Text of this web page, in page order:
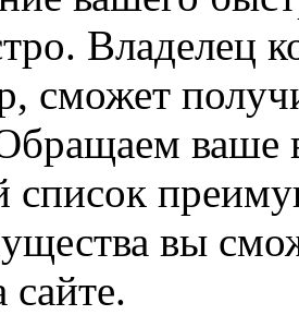
Владелец
сможет
ваше
список
вы
сайте.